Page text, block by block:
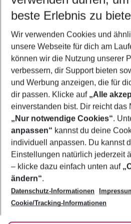
5-8 Nächte
2 Erwachsene Keine Kinder
Mehr Filter
Footer
Footer navigation
Über uns
AGB
Bestpreisgarantie
Cookie-Einstellungen ändern
Cookie-Richtlinie
Agenturbetreuung
Barrierefreies Reisen
Folge uns
beste Erlebnis zu
Wir verwenden Cookies und
unsere Webseite für dich am
können wir die Nutzung unserer
verbessern, dir Support bieten
und Werbung anzeigen, die für
dir passen. Klicke auf „Alle
einverstanden bist. Dir reicht das
„Nur notwendige Cookies“.
anpassen“ kannst du deine
individuell anpassen. Du kannst
Einstellungen natürlich jederzeit
– klicke dazu einfach unten auf
ändern“.
Datenschutz-Informationen
Cookie/Tracking-Informationen